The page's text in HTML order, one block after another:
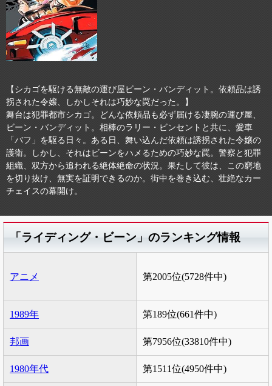
【シカゴを駆ける無敵の運び屋ビーン・バンディット。依頼品は誘
拐された令嬢、しかしそれは巧妙な罠だった。】
舞台は犯罪都市シカゴ。どんな依頼品も必ず届ける凄腕の運び屋、
ビーン・バンディット。相棒のラリー・ビンセントと共に、愛車
「バフ」を駆る日々。ある日、舞い込んだ依頼は誘拐された令嬢の
護衛。しかし、それはビーンをハメるための巧妙な罠。警察と犯罪
組織、双方から追われる絶体絶命の状況。果たして彼は、この窮地
を切り抜け、無実を証明できるのか。街中を巻き込む、壮絶なカー
チェイスの幕開け。
「ライディング・ビーン」のランキング情報
アニメ 第2005位(5728件中)
1989年 第189位(661件中)
邦画 第7956位(33810件中)
1980年代 第1511位(4950件中)